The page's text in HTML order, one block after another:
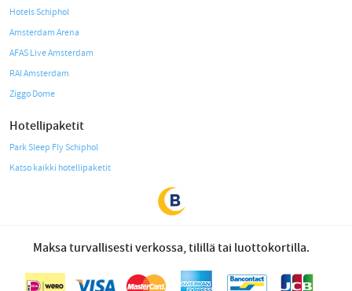
Hotels Schiphol
Amsterdam Arena
AFAS Live Amsterdam
RAI Amsterdam
Ziggo Dome
Hotellipaketit
Park Sleep Fly Schiphol
Katso kaikki hotellipaketit
Maksa turvallisesti verkossa, tilillä tai luottokortilla.